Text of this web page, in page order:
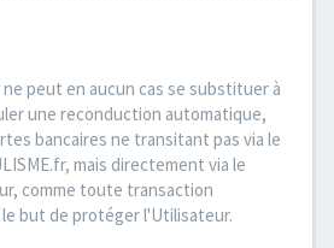
peut en aucun cas se substituer à
une reconduction automatique,
bancaires ne transitant pas via le
mais directement via le
comme toute transaction
but de protéger l'Utilisateur.